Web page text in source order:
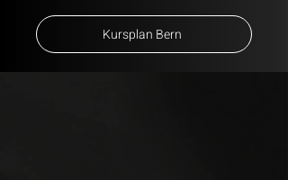
Kursplan Bern